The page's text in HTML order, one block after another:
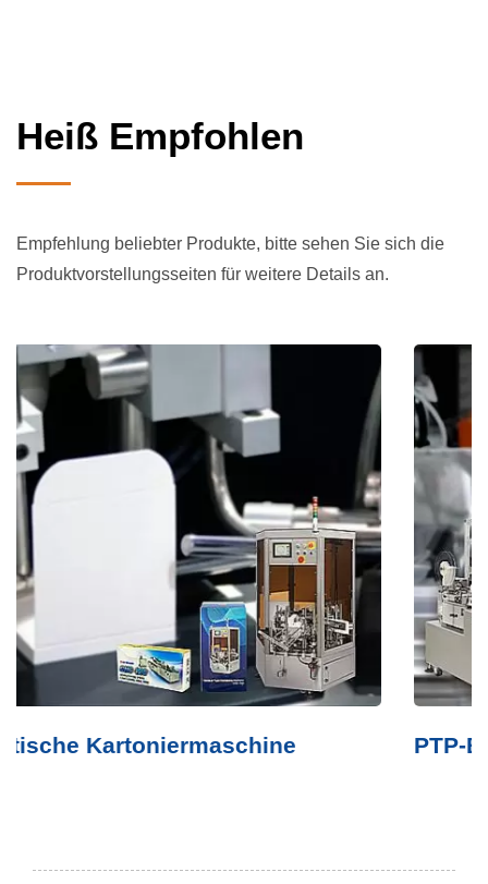
Heiß Empfohlen
Empfehlung beliebter Produkte, bitte sehen Sie sich die
Produktvorstellungsseiten für weitere Details an.
PTP-Bandmaschine